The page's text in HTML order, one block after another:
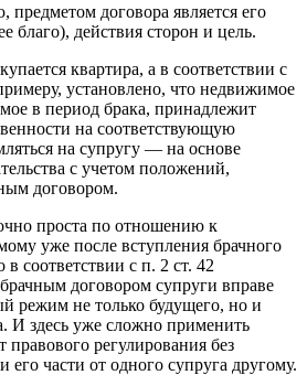
договора является его
благо), действия сторон и цель.
квартира, а в соответствии с
установлено, что недвижимое
в период брака, принадлежит
на соответствующую
на супругу — на основе
с учетом положений,
договором.
проста по отношению к
уже после вступления брачного
соответствии с п. 2 ст. 42
договором супруги вправе
режим не только будущего, но и
И здесь уже сложно применить
регулирования без
его части от одного супруга другому.